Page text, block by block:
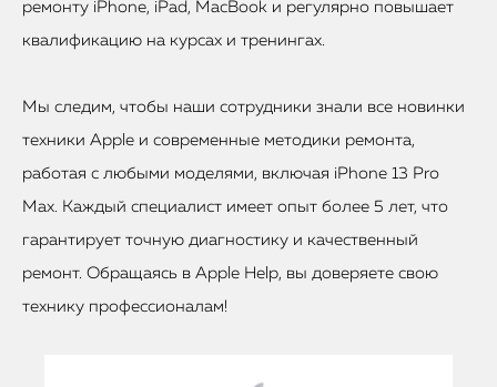
ремонту iPhone, iPad, MacBook и регулярно повышает
квалификацию на курсах и тренингах.
Мы следим, чтобы наши сотрудники знали все новинки
техники Apple и современные методики ремонта,
работая с любыми моделями, включая iPhone 13 Pro
Max. Каждый специалист имеет опыт более 5 лет, что
гарантирует точную диагностику и качественный
ремонт. Обращаясь в Apple Help, вы доверяете свою
технику профессионалам!